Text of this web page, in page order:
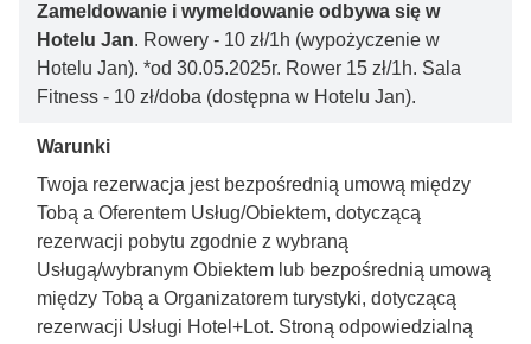
Zameldowanie i wymeldowanie odbywa się w
Hotelu Jan. Rowery - 10 zł/1h (wypożyczenie w
Hotelu Jan). *od 30.05.2025r. Rower 15 zł/1h. Sala
Fitness - 10 zł/doba (dostępna w Hotelu Jan).
Warunki
Twoja rezerwacja jest bezpośrednią umową między
Tobą a Oferentem Usług/Obiektem, dotyczącą
rezerwacji pobytu zgodnie z wybraną
Usługą/wybranym Obiektem lub bezpośrednią umową
między Tobą a Organizatorem turystyki, dotyczącą
rezerwacji Usługi Hotel+Lot. Stroną odpowiedzialną